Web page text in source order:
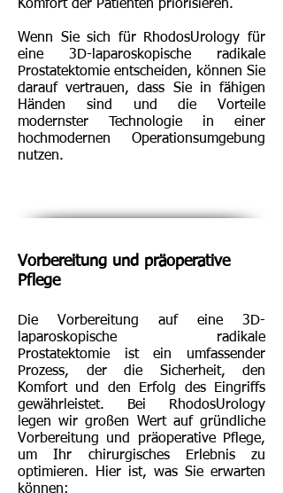
Komfort der Patienten priorisieren.
Wenn Sie sich für RhodosUrology für
eine 3D-laparoskopische radikale
Prostatektomie entscheiden, können Sie
darauf vertrauen, dass Sie in fähigen
Händen sind und die Vorteile
modernster Technologie in einer
hochmodernen Operationsumgebung
nutzen.
Vorbereitung und präoperative
Pflege
Die Vorbereitung auf eine 3D-
laparoskopische radikale
Prostatektomie ist ein umfassender
Prozess, der die Sicherheit, den
Komfort und den Erfolg des Eingriffs
gewährleistet. Bei RhodosUrology
legen wir großen Wert auf gründliche
Vorbereitung und präoperative Pflege,
um Ihr chirurgisches Erlebnis zu
optimieren. Hier ist, was Sie erwarten
können: